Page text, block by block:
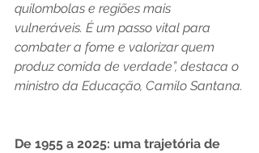
quilombolas e regiões mais
vulneráveis. É um passo vital para
combater a fome e valorizar quem
produz comida de verdade”, destaca o
ministro da Educação, Camilo Santana.
De 1955 a 2025: uma trajetória de